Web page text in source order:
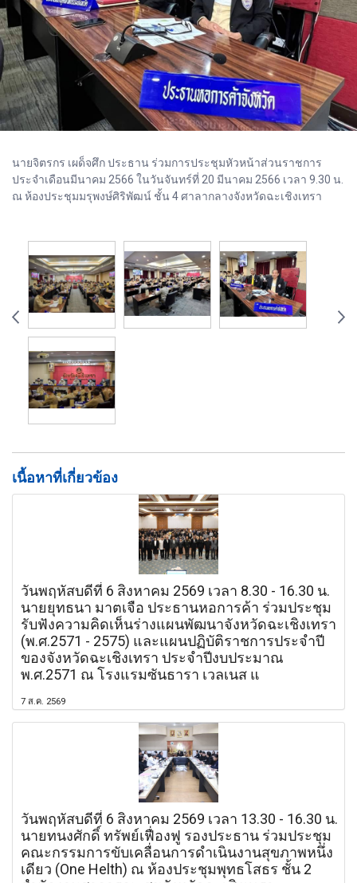
นายจิตรกร เผด็จศึก ประธาน ร่วมการประชุมหัวหน้าส่วนราชการ
ประจำเดือนมีนาคม 2566 ในวันจันทร์ที่ 20 มีนาคม 2566 เวลา 9.30 น.
ณ ห้องประชุมมรุพงษ์ศิริพัฒน์ ชั้น 4 ศาลากลางจังหวัดฉะเชิงเทรา
เนื้อหาที่เกี่ยวข้อง
วันพฤหัสบดีที่ 6 สิงหาคม 2569 เวลา 8.30 - 16.30 น.
นายยุทธนา มาตเจือ ประธานหอการค้า ร่วมประชุม
รับฟังความคิดเห็นร่างแผนพัฒนาจังหวัดฉะเชิงเทรา
(พ.ศ.2571 - 2575) และแผนปฏิบัติราชการประจำปี
ของจังหวัดฉะเชิงเทรา ประจำปีงบประมาณ
พ.ศ.2571 ณ โรงแรมซันธารา เวลเนส แ
7 ส.ค. 2569
วันพฤหัสบดีที่ 6 สิงหาคม 2569 เวลา 13.30 - 16.30 น.
นายทนงศักดิ์ ทรัพย์เฟื่องฟู รองประธาน ร่วมประชุม
คณะกรรมการขับเคลื่อนการดำเนินงานสุขภาพหนึ่ง
เดียว (One Helth) ณ ห้องประชุมพุทธโสธร ชั้น 2